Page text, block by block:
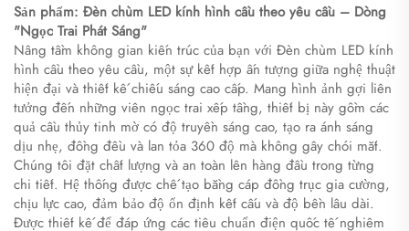
Sản phẩm: Đèn chùm LED kính hình cầu theo yêu cầu – Dòng
"Ngọc Trai Phát Sáng"
Nâng tầm không gian kiến trúc của bạn với Đèn chùm LED kính
hình cầu theo yêu cầu, một sự kết hợp ấn tượng giữa nghệ thuật
hiện đại và thiết kế chiếu sáng cao cấp. Mang hình ảnh gợi liên
tưởng đến những viên ngọc trai xếp tầng, thiết bị này gồm các
quả cầu thủy tinh mờ có độ truyền sáng cao, tạo ra ánh sáng
dịu nhẹ, đồng đều và lan tỏa 360 độ mà không gây chói mắt.
Chúng tôi đặt chất lượng và an toàn lên hàng đầu trong từng
chi tiết. Hệ thống được chế tạo bằng cáp đồng trục gia cường,
chịu lực cao, đảm bảo độ ổn định kết cấu và độ bền lâu dài.
Được thiết kế để đáp ứng các tiêu chuẩn điện quốc tế nghiêm